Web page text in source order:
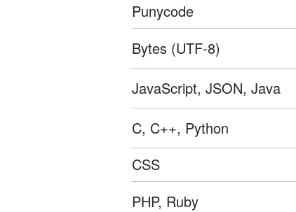
Punycode
Bytes (UTF-8)
JavaScript, JSON, Java
C, C++, Python
CSS
PHP, Ruby